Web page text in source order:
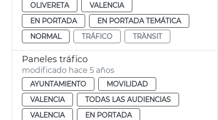
OLIVERETA
VALENCIA
EN PORTADA
EN PORTADA TEMÁTICA
NORMAL
TRÁFICO TRÀNSIT
Paneles tráfico
modificado hace 5 años
AYUNTAMIENTO
MOVILIDAD
VALENCIA
TODAS LAS AUDIENCIAS
VALENCIA
EN PORTADA